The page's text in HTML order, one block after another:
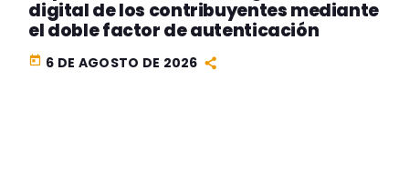
digital de los contribuyentes mediante
el doble factor de autenticación
today 6 DE AGOSTO DE 2026